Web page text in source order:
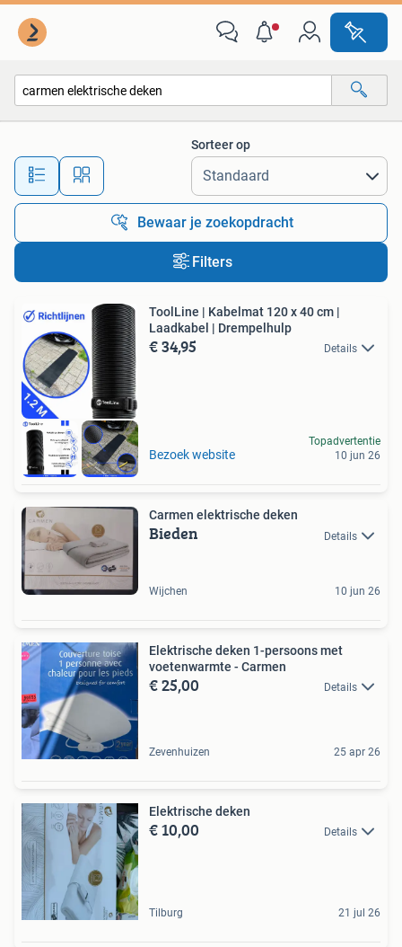
Alle afstanden…
Sorteer op
Bewaar je zoekopdracht
Filters
ToolLine | Kabelmat 120 x 40 cm |
Laadkabel | Drempelhulp
€ 34,95 Details
Bezoek website
Topadvertentie
10 jun 26
Carmen elektrische deken
Bieden Details
Wijchen 10 jun 26
Elektrische deken 1-persoons met
voetenwarmte - Carmen
€ 25,00 Details
Zevenhuizen 25 apr 26
Elektrische deken
€ 10,00 Details
Tilburg 21 jul 26